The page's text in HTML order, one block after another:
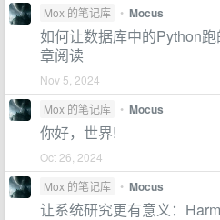
Mox 的笔记库
• Mocus
如何让数据库中的Python
章阅读
Nov 5, 2024
Mox 的笔记库
• Mocus
你好，世界!
Oct 26, 2024
Mox 的笔记库
• Mocus
让系统研究更有意义：